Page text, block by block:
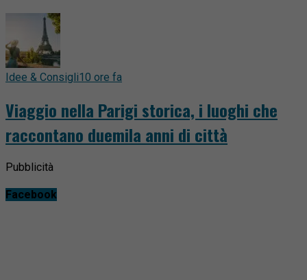
Idee & Consigli10 ore fa
Viaggio nella Parigi storica, i luoghi che
raccontano duemila anni di città
Pubblicità
Facebook